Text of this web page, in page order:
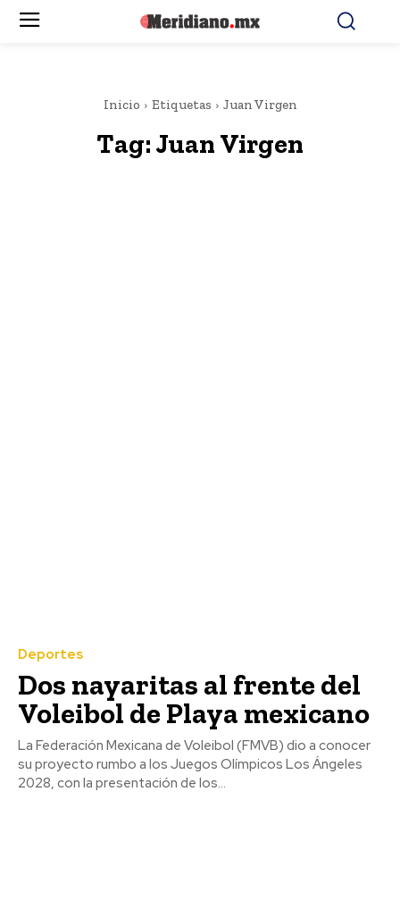
Inicio Etiquetas Juan Virgen
Tag:Juan Virgen
Deportes
Dos nayaritas al frente del
Voleibol de Playa mexicano
La Federación Mexicana de Voleibol (FMVB) dio a conocer
su proyecto rumbo a los Juegos Olímpicos Los Ángeles
2028, con la presentación de los...